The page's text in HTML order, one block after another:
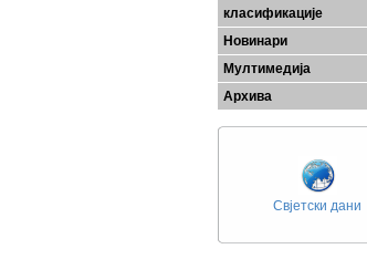
класификације
Новинари
Мултимедија
Архива
Свјетски дани